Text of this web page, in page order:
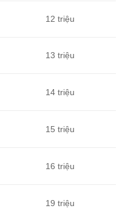
12 triệu
13 triệu
14 triệu
15 triệu
16 triệu
19 triệu